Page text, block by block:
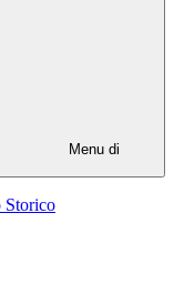
Menu di
Storico